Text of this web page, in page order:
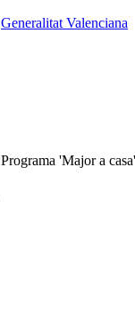
Generalitat Valenciana
Programa 'Major a casa'